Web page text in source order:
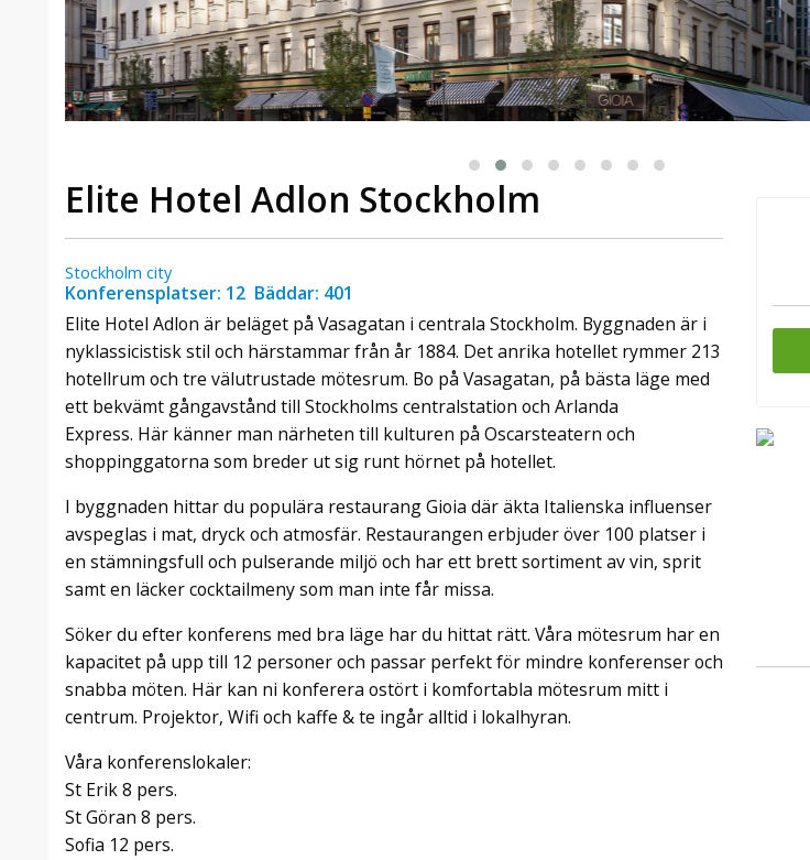
Elite Hotel Adlon Stockholm
Stockholm city
Konferensplatser: 12 Bäddar: 401
Elite Hotel Adlon är beläget på Vasagatan i centrala Stockholm. Byggnaden är i
nyklassicistisk stil och härstammar från år 1884. Det anrika hotellet rymmer 213
hotellrum och tre välutrustade mötesrum. Bo på Vasagatan, på bästa läge med
ett bekvämt gångavstånd till Stockholms centralstation och Arlanda
Express. Här känner man närheten till kulturen på Oscarsteatern och
shoppinggatorna som breder ut sig runt hörnet på hotellet.
I byggnaden hittar du populära restaurang Gioia där äkta Italienska influenser
avspeglas i mat, dryck och atmosfär. Restaurangen erbjuder över 100 platser i
en stämningsfull och pulserande miljö och har ett brett sortiment av vin, sprit
samt en läcker cocktailmeny som man inte får missa.
Söker du efter konferens med bra läge har du hittat rätt. Våra mötesrum har en
kapacitet på upp till 12 personer och passar perfekt för mindre konferenser och
snabba möten. Här kan ni konferera ostört i komfortabla mötesrum mitt i
centrum. Projektor, Wifi och kaffe & te ingår alltid i lokalhyran.
Våra konferenslokaler:
St Erik 8 pers.
St Göran 8 pers.
Sofia 12 pers.